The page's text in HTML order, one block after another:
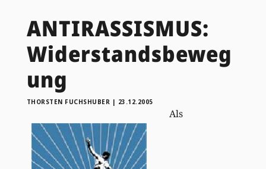
ANTIRASSISMUS:
Widerstandsbeweg
ung
THORSTEN FUCHSHUBER | 23.12.2005
Als